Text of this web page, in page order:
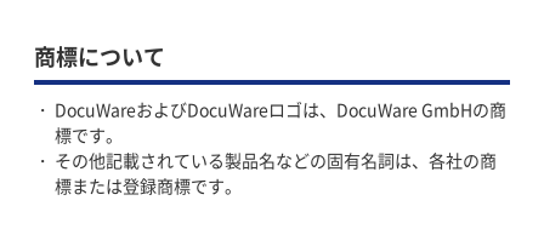
商標について
DocuWareおよびDocuWareロゴは、DocuWare GmbHの商
標です。
その他記載されている製品名などの固有名詞は、各社の商
標または登録商標です。